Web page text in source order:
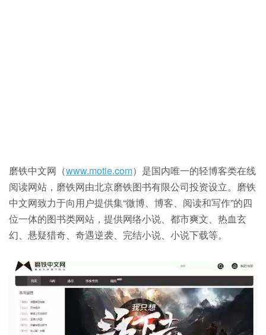
磨铁中文网（www.motie.com）是国内唯一的轻博客类在线
阅读网站，磨铁网由北京磨铁图书有限公司投资设立。磨铁
中文网致力于向用户提供集“微博、博客、阅读和写作”的四
位一体的图书类网站，提供网络小说、都市爽文、热血玄
幻、悬疑猎奇、奇遇逆袭、完结小说、小说下载等。